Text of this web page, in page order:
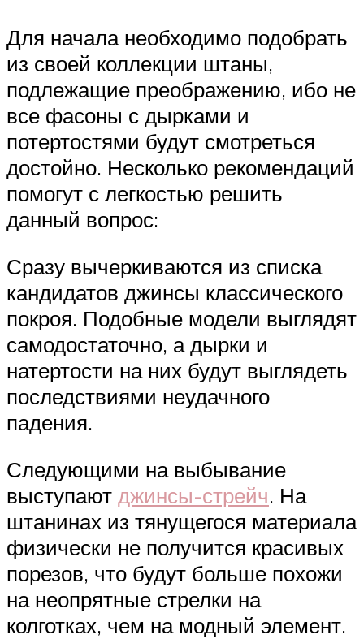
Для начала необходимо подобрать
из своей коллекции штаны,
подлежащие преображению, ибо не
все фасоны с дырками и
потертостями будут смотреться
достойно. Несколько рекомендаций
помогут с легкостью решить
данный вопрос:
Сразу вычеркиваются из списка
кандидатов джинсы классического
покроя. Подобные модели выглядят
самодостаточно, а дырки и
натертости на них будут выглядеть
последствиями неудачного
падения.
Следующими на выбывание
выступают джинсы-стрейч. На
штанинах из тянущегося материала
физически не получится красивых
порезов, что будут больше похожи
на неопрятные стрелки на
колготках, чем на модный элемент.